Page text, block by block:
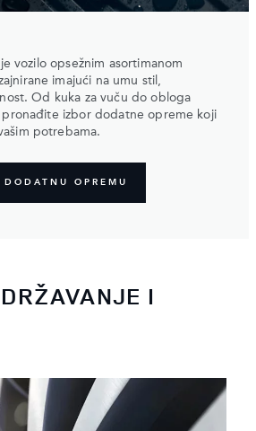
vozilo opsežnim asortimanom
imajući na umu stil,
Od kuka za vuču do obloga
izbor dodatne opreme koji
potrebama.
DODATNU OPREMU
I